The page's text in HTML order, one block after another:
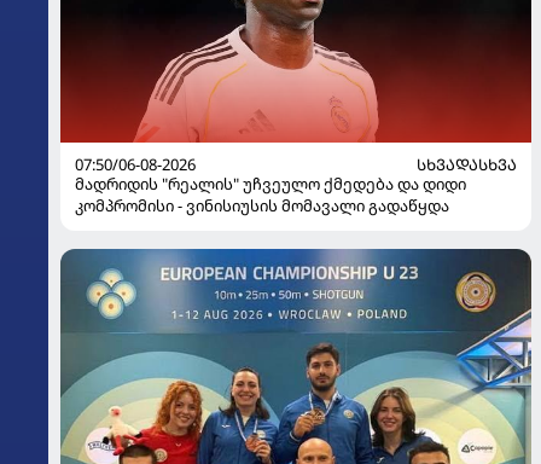
07:50/06-08-2026
ᲡᲮᲕᲐᲓᲐᲡᲮᲕᲐ
მადრიდის "რეალის" უჩვეულო ქმედება და დიდი
კომპრომისი - ვინისიუსის მომავალი გადაწყდა